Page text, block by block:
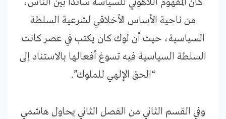
من ناحية الأساس الأخلاقي لشرعية السلطة
السياسية، حيث أن لوك كان يكتب في عصر كانت
السلطة السياسية فيه تسوغ أفعالها بالاستناد إلى
“الحق الإلهي للملوك”.
وفي القسم الثاني من الفصل الثاني يحاول هاشمي